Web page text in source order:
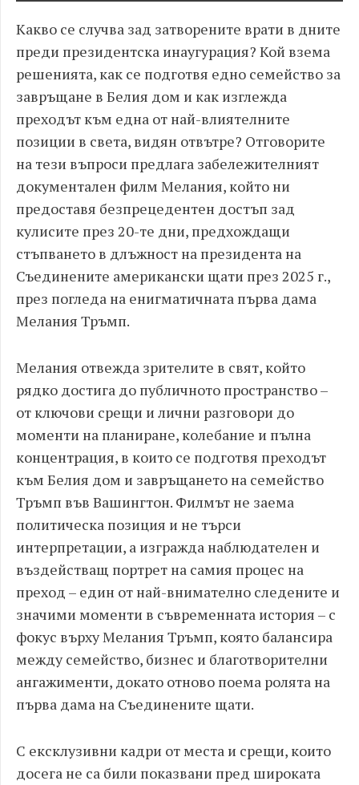
Какво се случва зад затворените врати в дните
преди президентска инаугурация? Кой взема
решенията, как се подготвя едно семейство за
завръщане в Белия дом и как изглежда
преходът към една от най-влиятелните
позиции в света, видян отвътре? Отговорите
на тези въпроси предлага забележителният
документален филм Мелания, който ни
предоставя безпрецедентен достъп зад
кулисите през 20-те дни, предхождащи
стъпването в длъжност на президента на
Съединените американски щати през 2025 г.,
през погледа на енигматичната първа дама
Мелания Тръмп.
Мелания отвежда зрителите в свят, който
рядко достига до публичното пространство –
от ключови срещи и лични разговори до
моменти на планиране, колебание и пълна
концентрация, в които се подготвя преходът
към Белия дом и завръщането на семейство
Тръмп във Вашингтон. Филмът не заема
политическа позиция и не търси
интерпретации, а изгражда наблюдателен и
въздействащ портрет на самия процес на
преход – един от най-внимателно следените и
значими моменти в съвременната история – с
фокус върху Мелания Тръмп, която балансира
между семейство, бизнес и благотворителни
ангажименти, докато отново поема ролята на
първа дама на Съединените щати.
С ексклузивни кадри от места и срещи, които
досега не са били показвани пред широката